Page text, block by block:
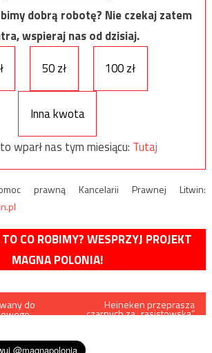
dobrą robotę? Nie czekaj zatem
wspieraj nas od dzisiaj.
50 zł 100 zł
Inna kwota
wparł nas tym miesiącu: Tutaj
prawną Kancelarii Prawnej Litwin:
CO ROBIMY? WESPRZYJ PROJEKT
MAGNA POLONIA!
do Heineken przeprasza
czarnych za „rasistowską”